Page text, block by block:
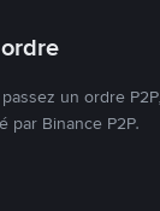
un ordre
par Binance P2P.